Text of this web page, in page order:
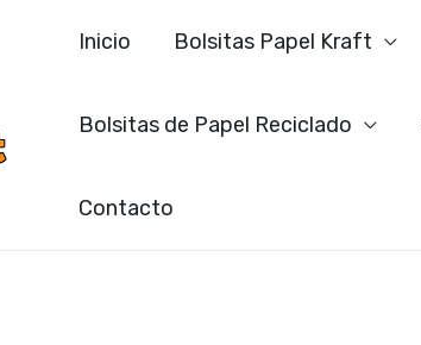
Inicio Bolsitas Papel Kraft
Bolsitas de Papel Reciclado
Contacto